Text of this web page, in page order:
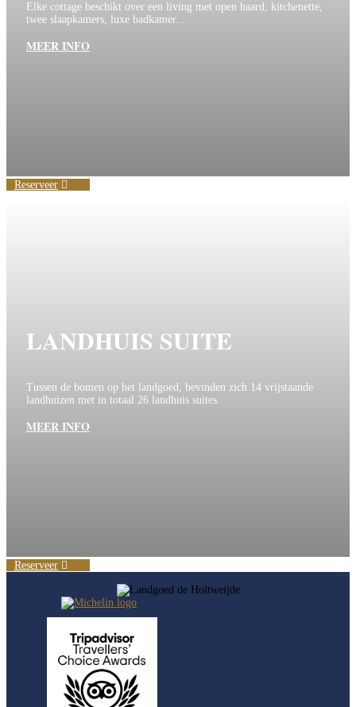
Elke cottage beschikt over een living met open haard, kitchenette,
twee slaapkamers, luxe badkamer...
MEER INFO
Reserveer
LANDHUIS SUITE
Tussen de bomen op het landgoed, bevinden zich 14 vrijstaande
landhuizen met in totaal 26 landhuis suites.
MEER INFO
Reserveer